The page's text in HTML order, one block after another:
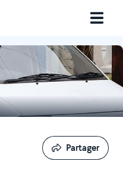
Partager
Partager